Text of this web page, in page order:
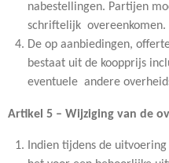
nabestellingen. Partijen
schriftelijk overeenkomen.
De op aanbiedingen,
bestaat uit de koopprijs
eventuele andere
Artikel 5 – Wijziging van de
Indien tijdens de